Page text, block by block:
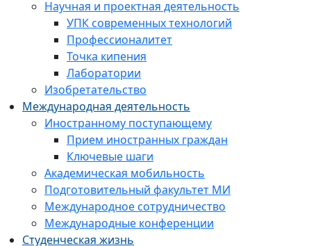
Научная и проектная деятельность
УПК современных технологий
Профессионалитет
Точка кипения
Лаборатории
Изобретательство
Международная деятельность
Иностранному поступающему
Прием иностранных граждан
Ключевые шаги
Академическая мобильность
Подготовительный факультет МИ
Международное сотрудничество
Международные конференции
Студенческая жизнь